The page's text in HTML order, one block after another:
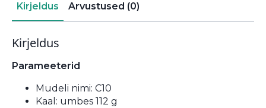
Kirjeldus Arvustused (0)
Kirjeldus
Parameeterid
Mudeli nimi: C10
Kaal: umbes 112 g